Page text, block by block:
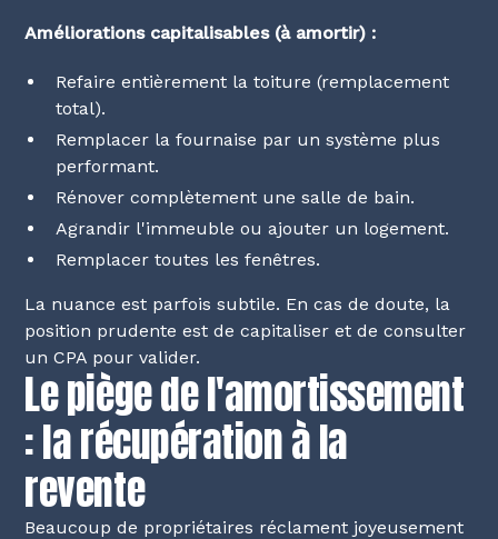
Améliorations capitalisables (à amortir) :
Refaire entièrement la toiture (remplacement
total).
Remplacer la fournaise par un système plus
performant.
Rénover complètement une salle de bain.
Agrandir l'immeuble ou ajouter un logement.
Remplacer toutes les fenêtres.
La nuance est parfois subtile. En cas de doute, la
position prudente est de capitaliser et de consulter
un CPA pour valider.
Le piège de l'amortissement
: la récupération à la
revente
Beaucoup de propriétaires réclament joyeusement